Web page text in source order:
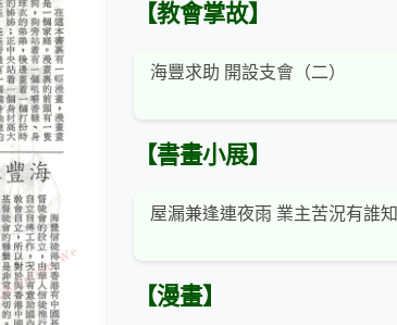
【教會掌故】
海豐求助 開設支會（二）
【書畫小展】
屋漏兼逢連夜雨 業主苦況有誰知
【漫畫】